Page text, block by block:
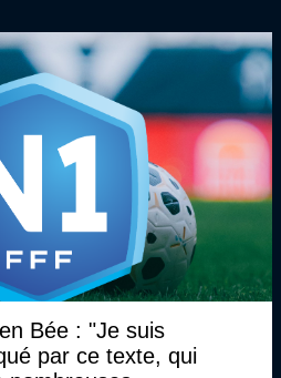
Bée : "Je suis
par ce texte, qui